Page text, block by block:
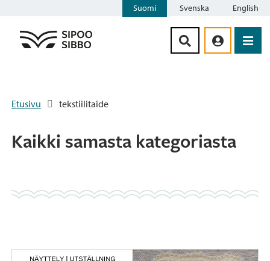
Suomi Svenska English
Etusivu tekstiilitaide
Kaikki samasta kategoriasta